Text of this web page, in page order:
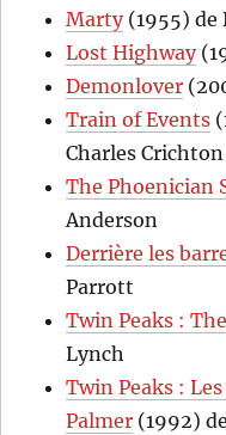
Marty(1955) de
Lost Highway
Demonlover
Train of Events
Charles
The Phoenician
Anderson
Derrière les
Parrott
Twin Peaks :
Lynch
Twin Peaks :
Palmer (1992)